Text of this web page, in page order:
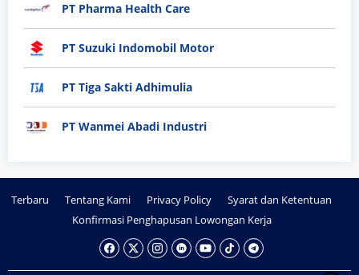
PT Pharma Health Care
PT Suzuki Indomobil Motor
PT Tiga Sakti Adhimulia
PT Wanmei Abadi Industri
Terbaru Tentang Kami Privacy Policy
Syarat dan Ketentuan
Konfirmasi Penghapusan Lowongan Kerja